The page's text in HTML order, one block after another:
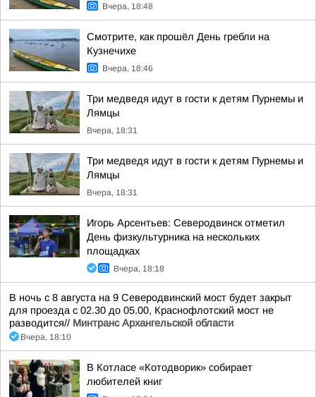
Вчера, 18:48
Смотрите, как прошёл День гребли на
Кузнечихе
Вчера, 18:46
Три медведя идут в гости к детям Пурнемы и
Лямцы
Вчера, 18:31
Три медведя идут в гости к детям Пурнемы и
Лямцы
Вчера, 18:31
Игорь Арсентьев: Северодвинск отметил
День физкультурника на нескольких
площадках
Вчера, 18:18
В ночь с 8 августа на 9 Северодвинский мост будет закрыт
для проезда с 02.30 до 05.00, Краснофлотский мост не
разводится// Минтранс Архангельской области
Вчера, 18:10
В Котласе «Котодворик» собирает
любителей книг